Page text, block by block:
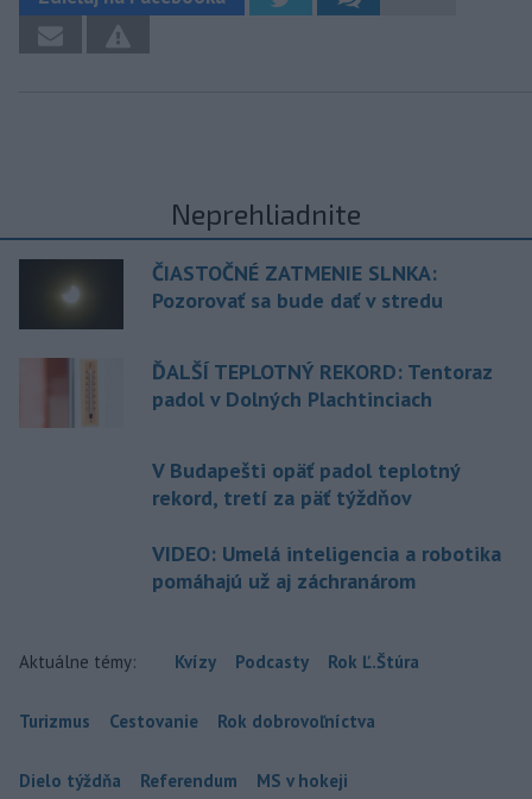
Neprehliadnite
ČIASTOČNÉ ZATMENIE SLNKA:
Pozorovať sa bude dať v stredu
ĎALŠÍ TEPLOTNÝ REKORD: Tentoraz
padol v Dolných Plachtinciach
V Budapešti opäť padol teplotný
rekord, tretí za päť týždňov
VIDEO: Umelá inteligencia a robotika
pomáhajú už aj záchranárom
Aktuálne témy: Kvízy Podcasty Rok Ľ.Štúra
Turizmus Cestovanie Rok dobrovoľníctva
Dielo týždňa Referendum MS v hokeji